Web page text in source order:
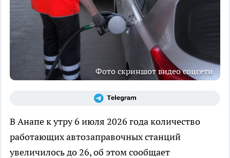
Фото скриншот видео соцсети
В Анапе к утру 6 июля 2026 года количество
работающих автозаправочных станций
увеличилось до 26, об этом сообщает